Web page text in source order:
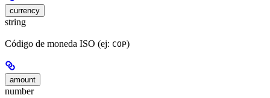
currency
string
Código de moneda ISO (ej: COP)
amount
number